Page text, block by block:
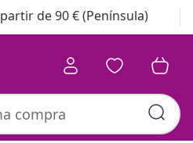
de 90 € (Península)